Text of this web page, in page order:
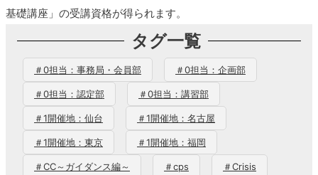
基礎講座」の受講資格が得られます。
タグ一覧
＃0担当：事務局・会員部 ＃0担当：企画部
＃0担当：認定部 ＃0担当：講習部
＃1開催地：仙台 ＃1開催地：名古屋
＃1開催地：東京 ＃1開催地：福岡
＃CC～ガイダンス編～ ＃cps ＃Crisis